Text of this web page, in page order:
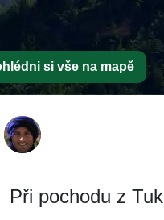
si vše na mapě
Při pochodu z